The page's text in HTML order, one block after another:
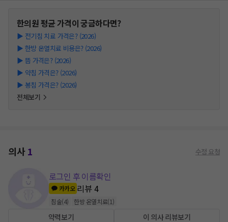
한의원평균 가격이 궁금하다면?
▶ 전기침 치료 가격은? (2026)
▶ 한방 온열치료 비용은? (2026)
▶ 뜸 가격은? (2026)
▶ 약침 가격은? (2026)
▶ 봉침 가격은? (2026)
전체보기
의사1 수정 요청
로그인 후 이름확인
카카오 리뷰4
침술(4) 한방 온열치료(1)
약력보기 이 의사 리뷰보기